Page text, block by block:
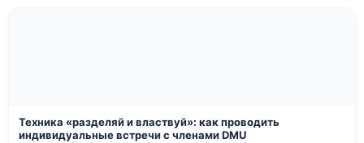
Техника «разделяй и властвуй»: как проводить
индивидуальные встречи с членами DMU